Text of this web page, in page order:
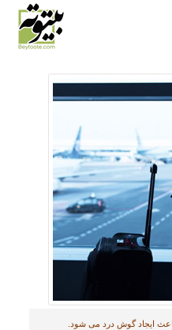
ایجاد گوش درد می شود.